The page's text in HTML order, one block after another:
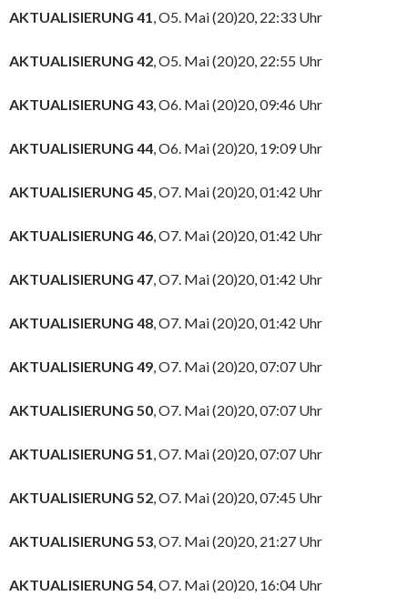
AKTUALISIERUNG 41, O5. Mai (20)20, 22:33 Uhr
AKTUALISIERUNG 42, O5. Mai (20)20, 22:55 Uhr
AKTUALISIERUNG 43, O6. Mai (20)20, 09:46 Uhr
AKTUALISIERUNG 44, O6. Mai (20)20, 19:09 Uhr
AKTUALISIERUNG 45, O7. Mai (20)20, 01:42 Uhr
AKTUALISIERUNG 46, O7. Mai (20)20, 01:42 Uhr
AKTUALISIERUNG 47, O7. Mai (20)20, 01:42 Uhr
AKTUALISIERUNG 48, O7. Mai (20)20, 01:42 Uhr
AKTUALISIERUNG 49, O7. Mai (20)20, 07:07 Uhr
AKTUALISIERUNG 50, O7. Mai (20)20, 07:07 Uhr
AKTUALISIERUNG 51, O7. Mai (20)20, 07:07 Uhr
AKTUALISIERUNG 52, O7. Mai (20)20, 07:45 Uhr
AKTUALISIERUNG 53, O7. Mai (20)20, 21:27 Uhr
AKTUALISIERUNG 54, O7. Mai (20)20, 16:04 Uhr